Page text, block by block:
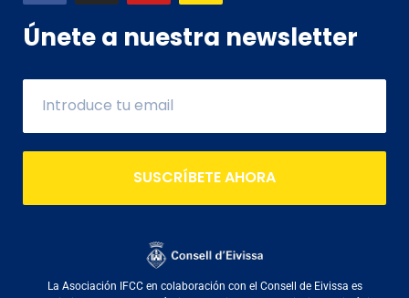
Únete a nuestra newsletter
SUSCRÍBETE AHORA
La Asociación IFCC en colaboración con el Consell de Eivissa es